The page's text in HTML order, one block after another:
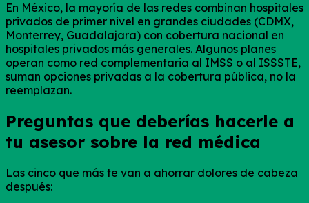
En México, la mayoría de las redes combinan hospitales
privados de primer nivel en grandes ciudades (CDMX,
Monterrey, Guadalajara) con cobertura nacional en
hospitales privados más generales. Algunos planes
operan como red complementaria al IMSS o al ISSSTE,
suman opciones privadas a la cobertura pública, no la
reemplazan.
Preguntas que deberías hacerle a
tu asesor sobre la red médica
Las cinco que más te van a ahorrar dolores de cabeza
después: